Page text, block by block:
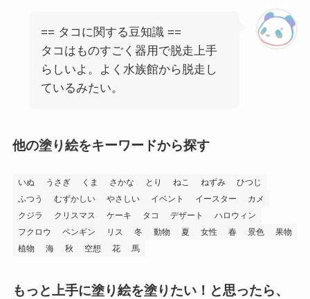
== タコに関する豆知識 ==
タコはものすごく器用で脱走上手
らしいよ。よく水族館から脱走し
ているみたい。
他の塗り絵をキーワードから探す
いぬ うさぎ くま さかな とり ねこ ねずみ
ひつじ
ふつう
むずかしい やさしい イベント イースター
カメ
クジラ
クリスマス ケーキ タコ デザート
ハロウィン
フクロウ
ペンギン リス 冬 動物 夏 女性 春 景色
果物
植物
海 秋 空想 花 馬
もっと上手に塗り絵を塗りたい！と思ったら、